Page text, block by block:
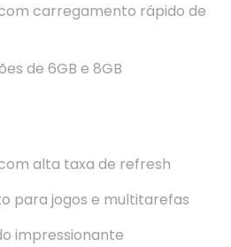
carregamento rápido de
de 6GB e 8GB
alta taxa de refresh
para jogos e multitarefas
impressionante